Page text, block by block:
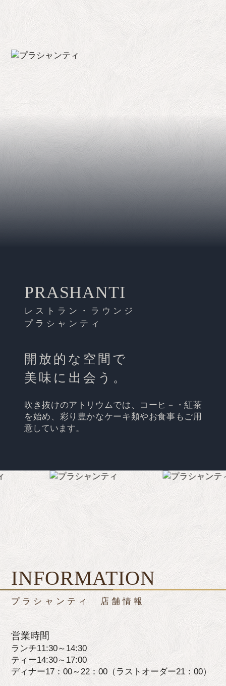
PRASHANTI
レストラン・ラウンジ
プラシャンティ
開放的な空間で
美味に出会う。
吹き抜けのアトリウムでは、コーヒ－・紅茶
を始め、彩り豊かなケーキ類やお食事もご用
意しています。
INFORMATION
プラシャンティ 店舗情報
営業時間
ランチ11:30～14:30
ティー14:30～17:00
ディナー17：00～22：00（ラストオーダー21：00）